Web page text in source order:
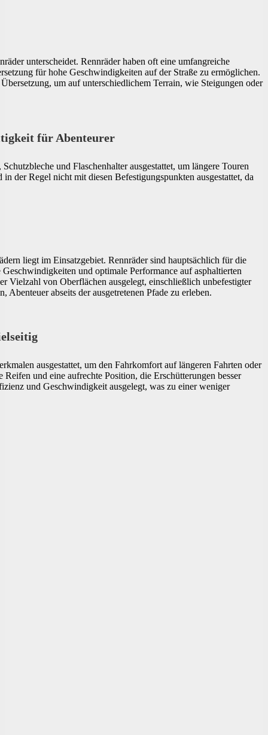
unterscheidet. Rennräder haben oft eine umfangreiche
für hohe Geschwindigkeiten auf der Straße zu ermöglichen.
um auf unterschiedlichem Terrain, wie Steigungen oder
für Abenteurer
und Flaschenhalter ausgestattet, um längere Touren
der Regel nicht mit diesen Befestigungspunkten ausgestattet, da
liegt im Einsatzgebiet. Rennräder sind hauptsächlich für die
und optimale Performance auf asphaltierten
Vielzahl von Oberflächen ausgelegt, einschließlich unbefestigter
Abenteuer abseits der ausgetretenen Pfade zu erleben.
ausgestattet, um den Fahrkomfort auf längeren Fahrten oder
und eine aufrechte Position, die Erschütterungen besser
und Geschwindigkeit ausgelegt, was zu einer weniger